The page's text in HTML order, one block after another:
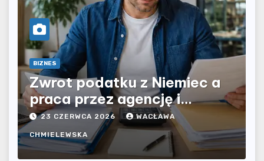
BIZNES
Zwrot podatku z Niemiec a
praca przez agencję i
bezpośrednio u pracodawcy
– jak rozliczyć oba źródła
dochodu?
23 CZERWCA 2026 WACŁAWA
CHMIELEWSKA